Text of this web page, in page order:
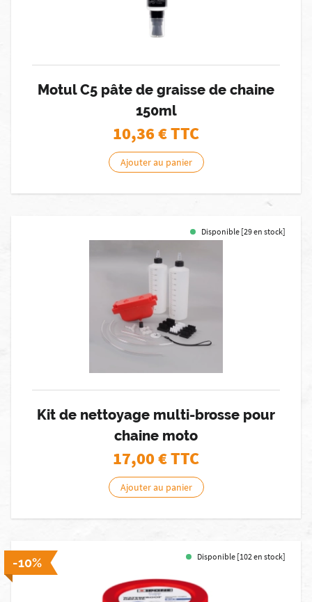
Motul C5 pâte de graisse de chaine
150ml
10,36€ TTC
Ajouter au panier
Disponible [29 en stock]
Kit de nettoyage multi-brosse pour
chaine moto
17,00€ TTC
Ajouter au panier
-10% Disponible [102 en stock]